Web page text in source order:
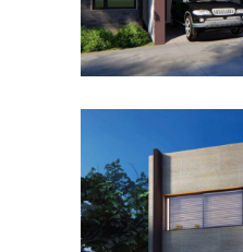
Desain
Mutiara di
DESAIN RUMAH